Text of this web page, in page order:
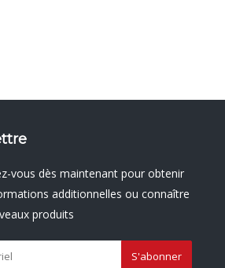
vous dès maintenant pour obtenir
additionnelles ou connaître
produits
S'abonner